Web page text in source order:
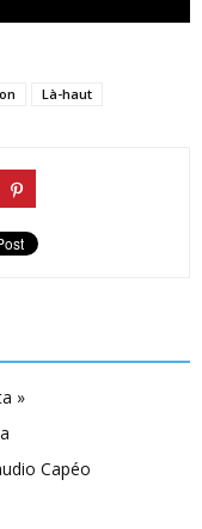
Là-haut
»
Capéo